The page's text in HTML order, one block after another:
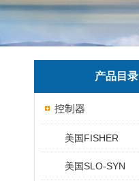
产品目录
控制器
美国FISHER
美国SLO-SYN